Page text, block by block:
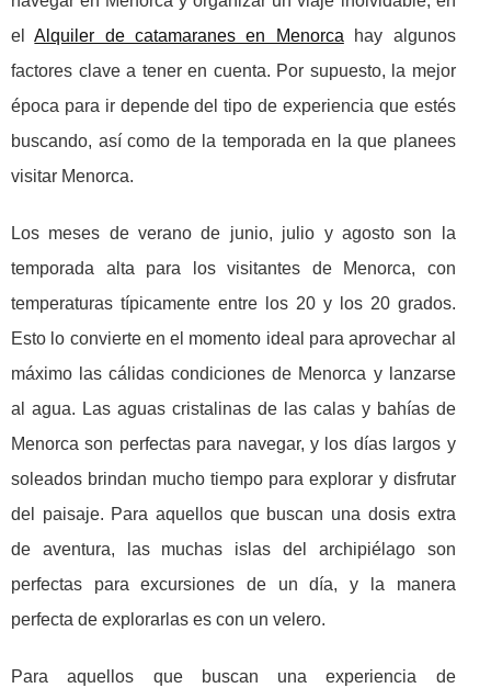
elAlquiler de catamaranes en Menorca hay algunos
factores clave a tener en cuenta. Por supuesto, la mejor
época para ir depende del tipo de experiencia que estés
buscando, así como de la temporada en la que planees
visitar Menorca.
Los meses de verano de junio, julio y agosto son la
temporada alta para los visitantes de Menorca, con
temperaturas típicamente entre los 20 y los 20 grados.
Esto lo convierte en el momento ideal para aprovechar al
máximo las cálidas condiciones de Menorca y lanzarse
al agua. Las aguas cristalinas de las calas y bahías de
Menorca son perfectas para navegar, y los días largos y
soleados brindan mucho tiempo para explorar y disfrutar
del paisaje. Para aquellos que buscan una dosis extra
de aventura, las muchas islas del archipiélago son
perfectas para excursiones de un día, y la manera
perfecta de explorarlas es con un velero.
Para aquellos que buscan una experiencia de